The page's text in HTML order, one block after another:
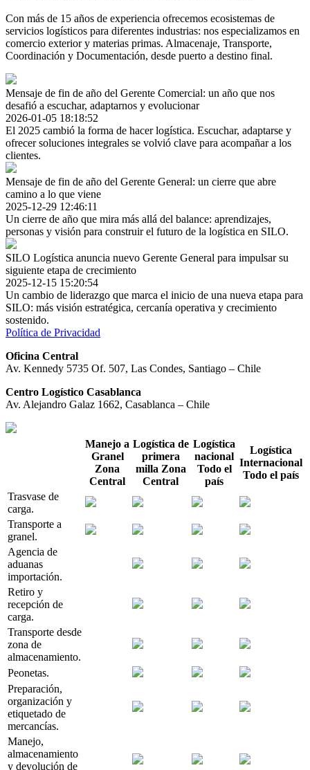
Con más de 15 años de experiencia ofrecemos ecosistemas de
servicios logísticos para diferentes industrias: nos especializamos en
comercio exterior y materias primas. Almacenaje, Transporte,
Coordinación y Documentación, desde puerto a destino final.
Mensaje de fin de año del Gerente Comercial: un año que nos
desafió a escuchar, adaptarnos y evolucionar
2026-01-05 18:18:52
El 2025 cambió la forma de hacer logística. Escuchar, adaptarse y
ofrecer soluciones integrales se volvió clave para acompañar a los
clientes.
Mensaje de fin de año del Gerente General: un cierre que abre
camino a lo que viene
2025-12-29 12:46:11
Un cierre de año que mira más allá del balance: aprendizajes,
personas y visión para construir el futuro de la logística en SILO.
SILO Logística anuncia nuevo Gerente General para impulsar su
siguiente etapa de crecimiento
2025-12-15 15:20:54
Un cambio de liderazgo que marca el inicio de una nueva etapa para
SILO: más visión estratégica, cercanía operativa y crecimiento
sostenido.
Política de Privacidad
Oficina Central
Av. Kennedy 5735 Of. 507, Las Condes, Santiago – Chile
Centro Logístico Casablanca
Av. Alejandro Galaz 1662, Casablanca – Chile
Manejo a
Granel
Zona
Central
Logística de
primera
milla Zona
Central
Logística
nacional
Todo el
país
Logística
Internacional
Todo el país
Trasvase de
carga.
Transporte a
granel.
Agencia de
aduanas
importación.
Retiro y
recepción de
carga.
Transporte desde
zona de
almacenamiento.
Peonetas.
Preparación,
organización y
etiquetado de
mercancías.
Manejo,
almacenamiento
y devolución de